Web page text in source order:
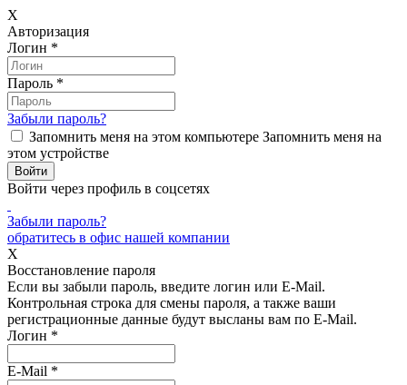
X
Авторизация
Логин *
Пароль *
Забыли пароль?
Запомнить меня на этом компьютере Запомнить меня на
этом устройстве
Войти через профиль в соцсетях
Забыли пароль?
обратитесь в офис нашей компании
X
Восстановление пароля
Если вы забыли пароль, введите логин или E-Mail.
Контрольная строка для смены пароля, а также ваши
регистрационные данные будут высланы вам по E-Mail.
Логин *
E-Mail *